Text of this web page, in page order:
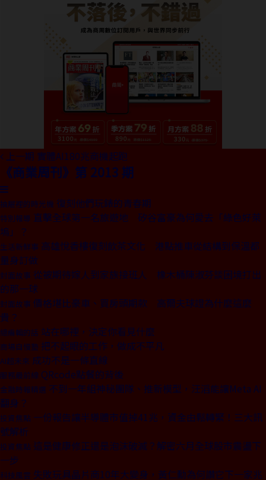
上一期 實體AI180兆商機起跑
《商業周刊》第 2013 期
抽屜裡的時光機 復刻他們玩錶的青春期
特別報導 直擊全球第一名旅遊地 矽谷富豪為何愛去「綠色好萊
塢」？
生活新鮮事 高雄悅香樓復刻飲茶文化 港點推車從結構到保溫都
量身訂做
封面故事 從被期待嫁人到家族接班人 橡木桶陳淑芬談困境打出
的那一球
封面故事 價格堪比豪車、買房頭期款 高爾夫球證為什麼這麼
貴？
總編輯的話 站在哪裡，決定你看見什麼
商場自慢塾 把不起眼的工作，做成不平凡
AI超未來 成功不是一條直線
服務最前線 QRcode點餐的背後
金融時報精選 不到一年組神秘團隊、推新模型，汪滔能讓Meta AI
翻身？
投資焦點 一份報告讓半導體市值掉41兆，資金由鬆轉緊！三大訊
號解析
投資焦點 這是健康修正還是泡沫破滅？解密六月全球股市震盪下
一步
科技風雲 失敗玩具晶片商10年大變身，黃仁勳為何讚它下一家兆